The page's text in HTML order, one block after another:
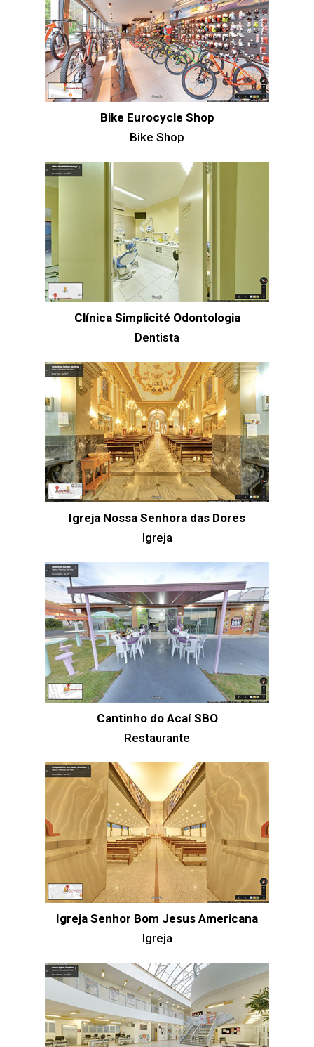
Bike Eurocycle Shop
Bike Shop
Clínica Simplicité Odontologia
Dentista
Igreja Nossa Senhora das Dores
Igreja
Cantinho do Acaí SBO
Restaurante
Igreja Senhor Bom Jesus Americana
Igreja